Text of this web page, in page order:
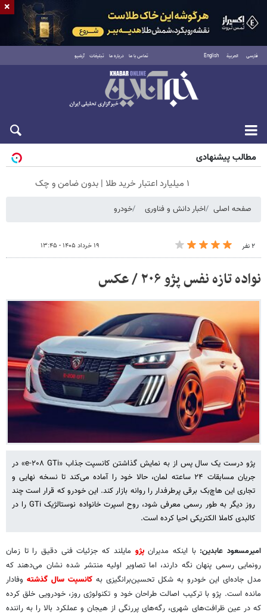
فارسی العربية English تماس با ما درباره ما تبلیغات آرشیو
جمعه ۱۶ مرداد ۱۴۰۵
مطالب پیشنهادی
۱ میلیارد اعتبار خرید طلا | بدون ضامن و چک
صفحه اصلی اخبار دانش و فناوری خودرو
۲ نفر ۱۹ خرداد ۱۴۰۵ - ۱۳:۴۵
نواده تازه نفس پژو ۲۰۶ / عکس
پژو درست یک سال پس از به نمایش گذاشتن کانسپت جذاب «e-۲۰۸ GTi» در
جریان مسابقات ۲۴ ساعته لمان، حالا خود را آماده می‌کند تا نسخه نهایی و
تجاری این هاچ‌بک برقی پرطرفدار را روانه بازار کند. این خودرو که قرار است چند
روز دیگر به طور رسمی معرفی شود، روح اسپرت خانواده نوستالژیک GTi را در
کالبدی کاملا الکتریکی احیا کرده است.
امیرمسعود عابدین: با اینکه مدیرانپژو مایلند که جزئیات فنی دقیق را تا زمان
رونمایی رسمی پنهان نگه دارند، اما تصاویر اولیه منتشر شده نشان می‌دهند که
مدل جاده‌ای این خودرو به شکل تحسین‌برانگیزی به کانسپت سال گذشته وفادار
مانده است. پژو با ترکیب اصالت طراحان خود و تکنولوژی روز، خودرویی خلق کرده
که در عین ظرافت‌های شهری، رگه‌های پررنگی از هیجان و عملکرد بالا را به راننده
×